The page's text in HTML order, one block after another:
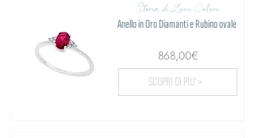
Storia di Luce Colore
Anello in Oro Diamanti e Rubino ovale
868,00€
SCOPRI DI PIU' >